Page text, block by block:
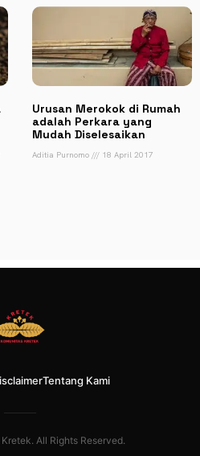
Urusan Merokok di Rumah
adalah Perkara yang
Mudah Diselesaikan
Aditia Purnomo 18 April 2017
Tentang Kami
All Rights Reserved.